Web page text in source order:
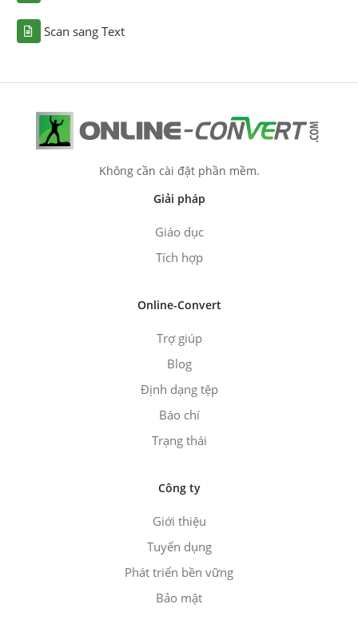
Scan sang Text
Không cần cài đặt phần mềm.
Giải pháp
Giáo dục
Tích hợp
Online-Convert
Trợ giúp
Blog
Định dạng tệp
Báo chí
Trạng thái
Công ty
Giới thiệu
Tuyển dụng
Phát triển bền vững
Bảo mật